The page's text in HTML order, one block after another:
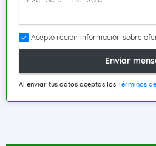
Acepto recibir información sobre
Enviar
Al enviar tus datos aceptas los Términos